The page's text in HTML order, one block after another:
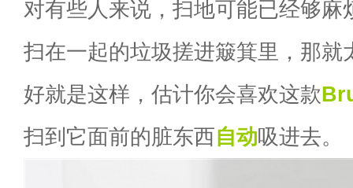
对有些人来说，扫地可能已经够麻
扫在一起的垃圾搓进簸箕里，那就
好就是这样，估计你会喜欢这款
扫到它面前的脏东西自动吸进去。